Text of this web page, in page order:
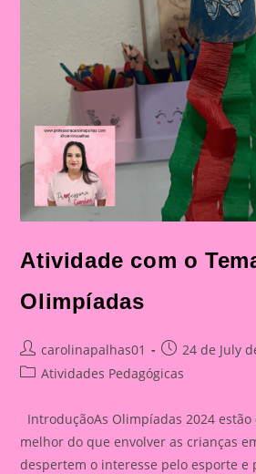
Atividade com o
Olimpíadas
Post
author:
carolinapalhas01
Post
published:
24 de July
PostAtividades Pedagógicas
IntroduçãoAs Olimpíadas 2024
melhor do que envolver as crianças
despertem o interesse pelo esporte e